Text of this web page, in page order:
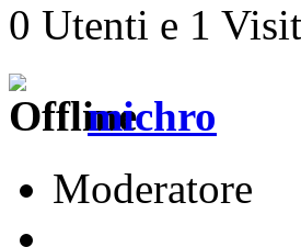
0 Utenti e 1
michro
Moderatore